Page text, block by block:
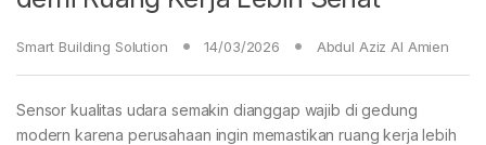
Smart Building Solution 14/03/2026 Abdul Aziz Al Amien
Sensor kualitas udara semakin dianggap wajib di gedung
modern karena perusahaan ingin memastikan ruang kerja lebih